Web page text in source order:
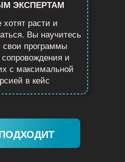
хотят расти и
Вы научитесь
свои программы
сопровождения и
с максимальной
в кейс
ЭКСПЕРТАМ